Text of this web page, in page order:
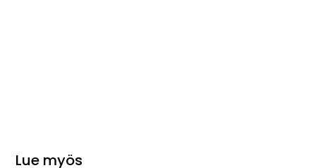
Lue myös